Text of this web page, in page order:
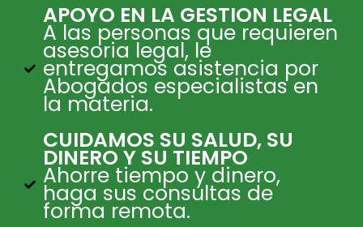
APOYO EN LA GESTION LEGAL
A las personas que requieren
asesoria legal, le
entregamos asistencia por
Abogados especialistas en
la materia.
CUIDAMOS SU SALUD, SU
DINERO Y SU TIEMPO
Ahorre tiempo y dinero,
haga sus consultas de
forma remota.